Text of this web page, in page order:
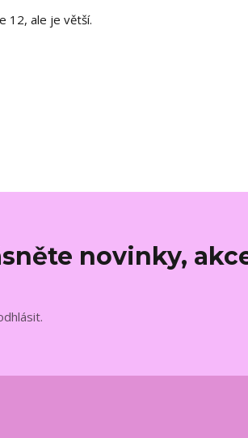
12, ale je větší.
novinky,